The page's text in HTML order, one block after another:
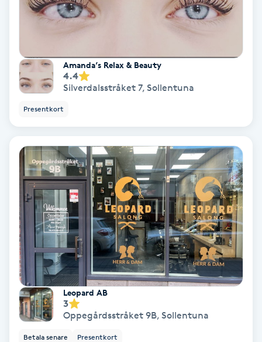
Reflexologi
Regndroppsmassage
Reiki
Reikihealing
Reiki massage
Restorative Yoga
Rosacea
Rosenmetoden
Ryggmassage
Samtalsterapi
Amanda’s Relax & Beauty
4.4
Silverdalsstråket 7, Sollentuna
Presentkort
Leopard AB
3
Oppegårdsstråket 9B, Sollentuna
Betala senare Presentkort